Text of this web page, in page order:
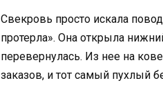
Свекровь просто искала
протерла». Она открыла
перевернулась. Из нее на
заказов, и тот самый пухлый